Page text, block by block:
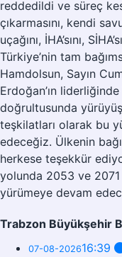
reddedildi ve süreç
çıkarmasını, kendi
uçağını, İHA’sını,
Türkiye’nin tam
Hamdolsun, Sayın
Erdoğan’ın
doğrultusunda
teşkilatları olarak bu
edeceğiz. Ülkenin
herkese teşekkür
yolunda 2053 ve 2071
yürümeye devam
Trabzon Büyükşehir
07-08-202616:39